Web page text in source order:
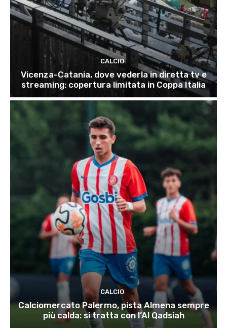
CALCIO
Vicenza-Catania, dove vederla in diretta tv e
streaming: copertura limitata in Coppa Italia
CALCIO
Calciomercato Palermo, pista Almena sempre
più calda: si tratta con l’Al Qadsiah